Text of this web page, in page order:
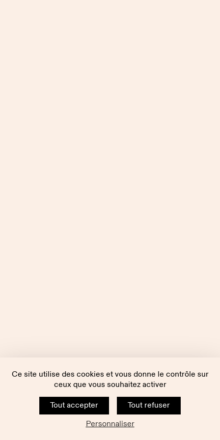
Ce site utilise des cookies et vous donne le contrôle sur
ceux que vous souhaitez activer
Tout accepter
Tout refuser
Personnaliser